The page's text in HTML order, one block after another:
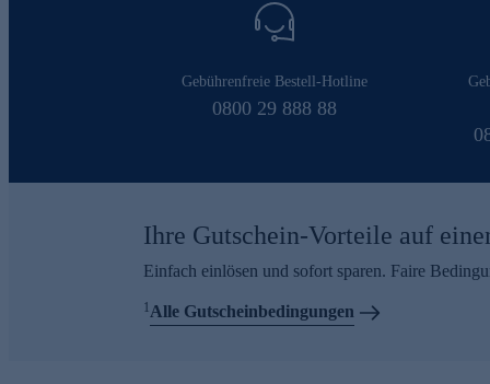
Gebührenfreie Bestell-Hotline
0800 29 888 88
Ihre Gutschein-Vorteile auf
Einfach einlösen und sofort sparen. Faire
1Alle Gutscheinbedingungen